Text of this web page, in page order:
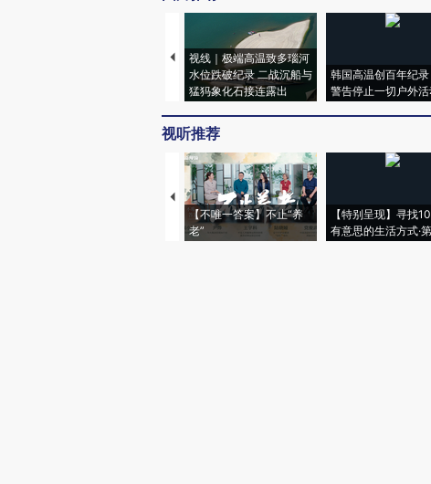
视线｜极端高温致多瑙河
水位跌破纪录 二战沉船与
猛犸象化石接连露出
韩国高温创百年纪录
警告停止一切户外活
视听推荐
【不唯一答案】不止“养
老”
【特别呈现】寻找
有意思的生活方式·